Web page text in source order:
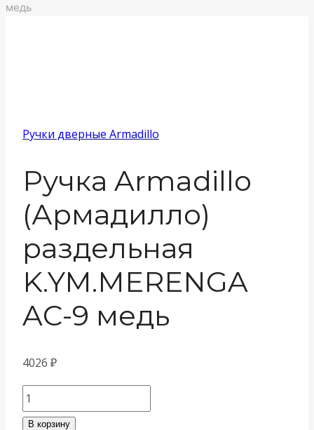
медь
Ручки дверные Armadillo
Ручка Armadillo
(Армадилло)
раздельная
K.YM.MERENGA
AC-9 медь
4026 ₽
Количество
товара
В корзину